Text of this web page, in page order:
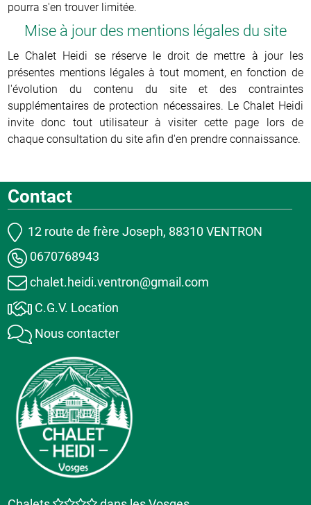
pourra s'en trouver limitée.
Mise à jour des mentions légales du site
Le Chalet Heidi se réserve le droit de mettre à jour les
présentes mentions légales à tout moment, en fonction de
l'évolution du contenu du site et des contraintes
supplémentaires de protection nécessaires. Le Chalet Heidi
invite donc tout utilisateur à visiter cette page lors de
chaque consultation du site afin d'en prendre connaissance.
Contact
12 route de frère Joseph, 88310 VENTRON
0670768943
chalet.heidi.ventron@gmail.com
C.G.V. Location
Nous contacter